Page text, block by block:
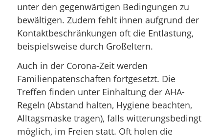
unter den gegenwärtigen Bedingungen zu
bewältigen. Zudem fehlt ihnen aufgrund der
Kontaktbeschränkungen oft die Entlastung,
beispielsweise durch Großeltern.
Auch in der Corona-Zeit werden
Familienpatenschaften fortgesetzt. Die
Treffen finden unter Einhaltung der AHA-
Regeln (Abstand halten, Hygiene beachten,
Alltagsmaske tragen), falls witterungsbedingt
möglich, im Freien statt. Oft holen die